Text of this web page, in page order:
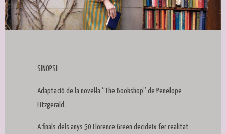
SINOPSI
Adaptació de la novel·la “The Bookshop” de Penelope
Fitzgerald.
A finals dels anys 50 Florence Green decideix fer realitat